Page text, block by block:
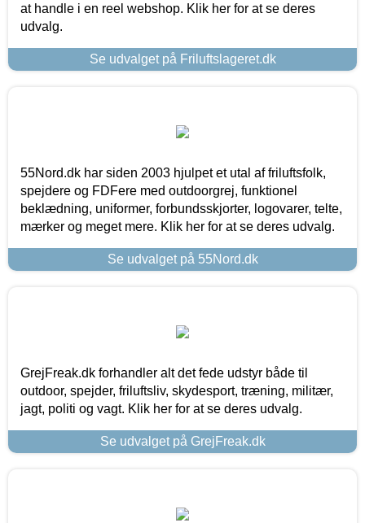
at handle i en reel webshop. Klik her for at se deres
udvalg.
Se udvalget på Friluftslageret.dk
55Nord.dk har siden 2003 hjulpet et utal af friluftsfolk,
spejdere og FDFere med outdoorgrej, funktionel
beklædning, uniformer, forbundsskjorter, logovarer, telte,
mærker og meget mere. Klik her for at se deres udvalg.
Se udvalget på 55Nord.dk
GrejFreak.dk forhandler alt det fede udstyr både til
outdoor, spejder, friluftsliv, skydesport, træning, militær,
jagt, politi og vagt. Klik her for at se deres udvalg.
Se udvalget på GrejFreak.dk